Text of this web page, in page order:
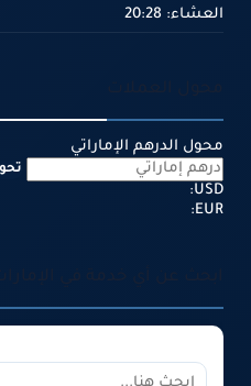
العشاء: 20:28
محول الدرهم الإماراتي
USD:
EUR: